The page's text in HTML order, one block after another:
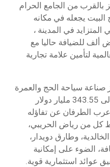
بالقرب من الجامع الحرام
البيت يجعله في مكانه
في المدينة ،
ألف للضيافة حاليا مع
لتأمين علامة تجارية
صناعة سياحة الحج والعمرة
، والتي من المتوقع أن تصل إلى 343.55 مليار دولار
بحلول عام 2034. وأعرب الطرفان عن تفاؤله
كل من رياض الحريبي،
وطارق دويدار،
الضوء على إمكانية
عوائد استثمارية قوية.